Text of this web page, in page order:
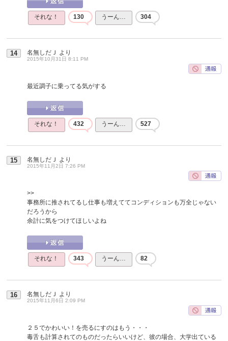
それな！ 130 うーん… 304
14 名無しだＪ より
2015年10月31日 8:11 PM
最近調子に乗ってる気がする
それな！ 432 うーん… 527
15 名無しだＪ より
2015年11月2日 7:26 PM
>>
事務所に推されてるし仕事も増えててコンディションも万全じゃない
だろうから
余計に気をつけてほしいよね
それな！ 343 うーん… 82
16 名無しだＪ より
2015年11月6日 2:09 PM
２５でかわいい！を売るにすのはもう・・・
毒舌も計算されてのものだったらいいけど、彼の場合、大学出ている